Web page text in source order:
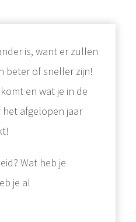
is, want er zullen
beter of sneller zijn!⁠
en wat je in de
afgelopen jaar
Wat heb je
je al